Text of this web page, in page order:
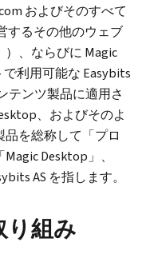
およびそのすべて
するその他のウェブ
、ならびに Magic
利用可能な Easybits
テンツ製品に適用さ
、およびそのよ
を総称して「プロ
Desktop」、
AS を指します。
り組み